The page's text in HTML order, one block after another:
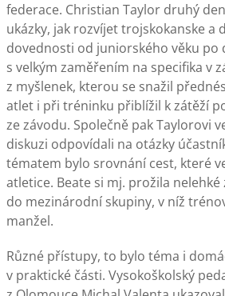
federace. Christian Taylor druhý
ukázky, jak rozvíjet trojskokanske a
dovednosti od juniorského věku po
s velkým zaměřením na specifika v
z myšlenek, kterou se snažil
atlet i při tréninku přiblížil k zátěží
ze závodu. Společně pak Taylorovi
diskuzi odpovídali na otázky
tématem bylo srovnání cest, které
atletice. Beate si mj. prožila nelehké
do mezinárodní skupiny, v níž
manžel.
Různé přístupy, to bylo téma i
v praktické části. Vysokoškolský